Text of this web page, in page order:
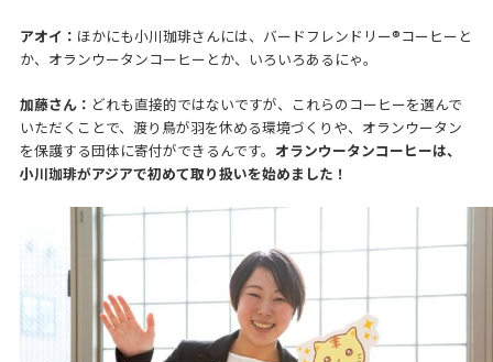
アオイ： ほかにも小川珈琲さんには、バードフレンドリー®コーヒーと
か、オランウータンコーヒーとか、いろいろあるにゃ。
加藤さん： どれも直接的ではないですが、これらのコーヒーを選んで
いただくことで、渡り鳥が羽を休める環境づくりや、オランウータン
を保護する団体に寄付ができるんです。 オランウータンコーヒーは、
小川珈琲がアジアで初めて取り扱いを始めました！